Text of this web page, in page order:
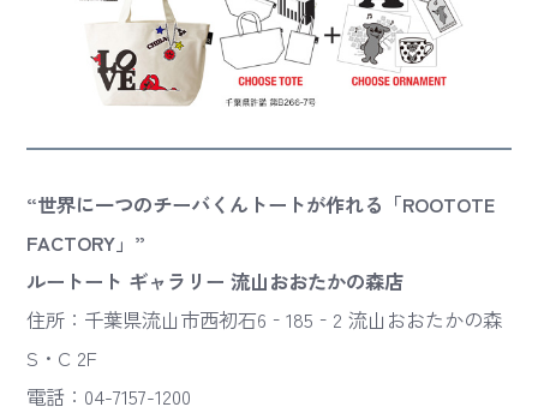
“世界に一つのチーバくんトートが作れる「ROOTOTE
FACTORY」”
ルートート ギャラリー 流山おおたかの森店
住所：千葉県流山市西初石6‐185‐2 流山おおたかの森
S・C 2F
電話：04-7157-1200